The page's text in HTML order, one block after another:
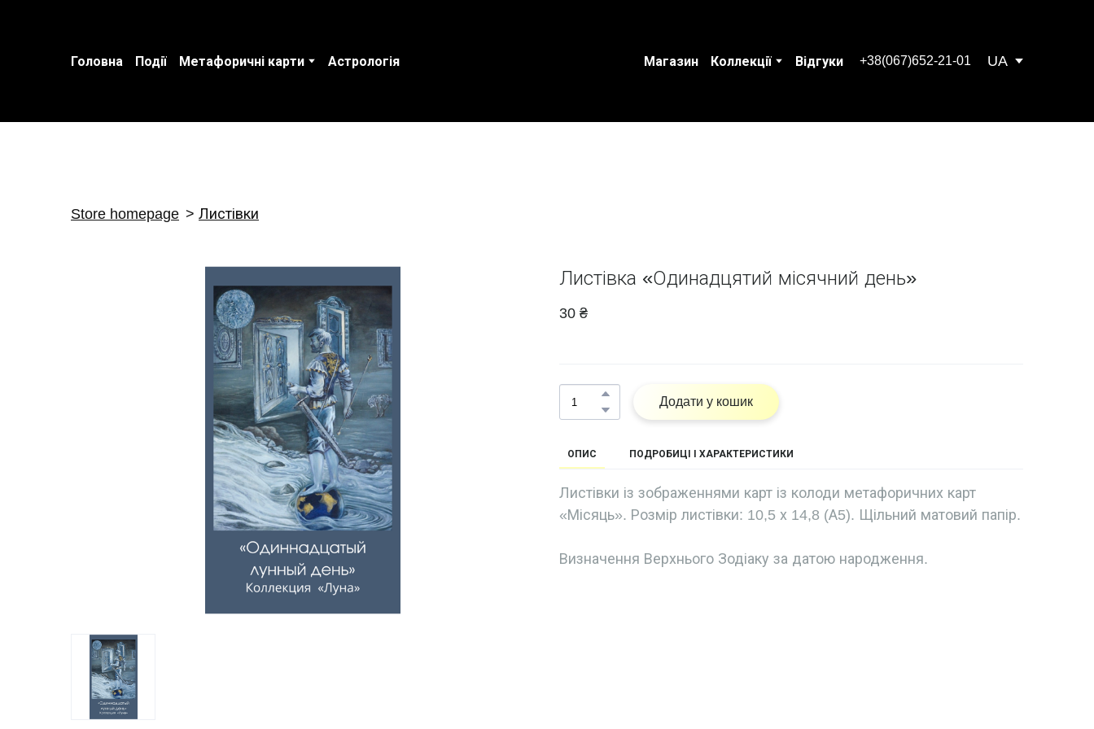
Головна Події Метафоричні карти Астрологія Магазин Коллекції Відгуки +38(067)652-21-01 UA
Store homepage Листівки
Листівка «Одинадцятий місячний день»
30 ₴
Додати у кошик
ОПИС ПОДРОБИЦІ І ХАРАКТЕРИСТИКИ
Листівки із зображеннями карт із колоди метафоричних карт
«Місяць». Розмір листівки: 10,5 х 14,8 (А5). Щільний матовий папір.
Визначення Верхнього Зодіаку за датою народження.